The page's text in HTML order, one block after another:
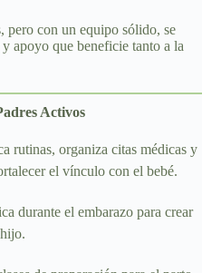
pero con un equipo sólido, se
apoyo que beneficie tanto a la
Activos
rutinas, organiza citas médicas y
el vínculo con el bebé.
durante el embarazo para crear